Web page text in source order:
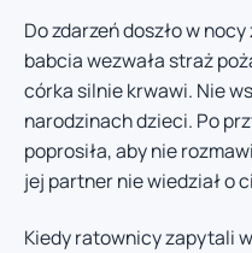
Do zdarzeń doszło w
babcia wezwała straż
córka silnie krwawi. Nie
narodzinach dzieci. Po
poprosiła, aby nie
jej partner nie wiedział o
Kiedy ratownicy zapytali